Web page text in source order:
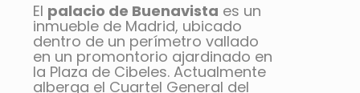
El palacio de Buenavista es un
inmueble de Madrid, ubicado
dentro de un perímetro vallado
en un promontorio ajardinado en
la Plaza de Cibeles. Actualmente
alberga el Cuartel General del